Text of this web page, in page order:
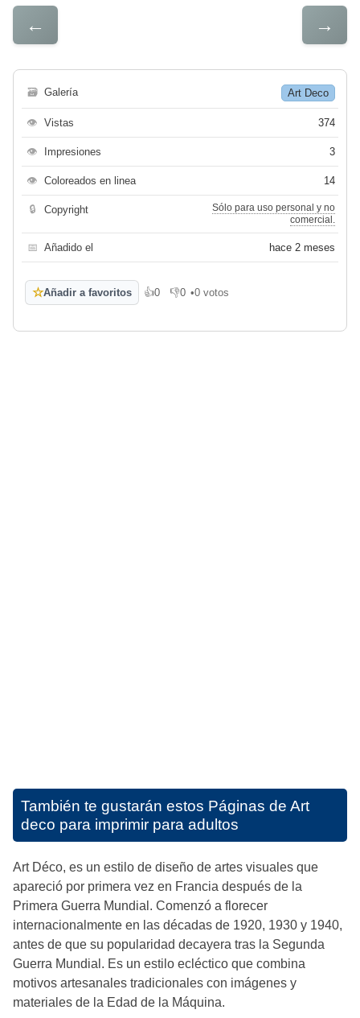
← →
🗃 Galería Art Deco
👁 Vistas 374
👁 Impresiones 3
👁 Coloreados en linea 14
🔒 Copyright
Sólo para uso personal y no
comercial.
📅 Añadido el hace 2 meses
☆Añadir a favoritos 👍0
Me gusta
👎0
No me gusta
•0 votos
También te gustarán estos Páginas de Art
deco para imprimir para adultos
Art Déco, es un estilo de diseño de artes visuales que
apareció por primera vez en Francia después de la
Primera Guerra Mundial. Comenzó a florecer
internacionalmente en las décadas de 1920, 1930 y 1940,
antes de que su popularidad decayera tras la Segunda
Guerra Mundial. Es un estilo ecléctico que combina
motivos artesanales tradicionales con imágenes y
materiales de la Edad de la Máquina.